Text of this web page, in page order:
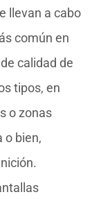
llevan a cabo
común en
calidad de
tipos, en
o zonas
o bien,